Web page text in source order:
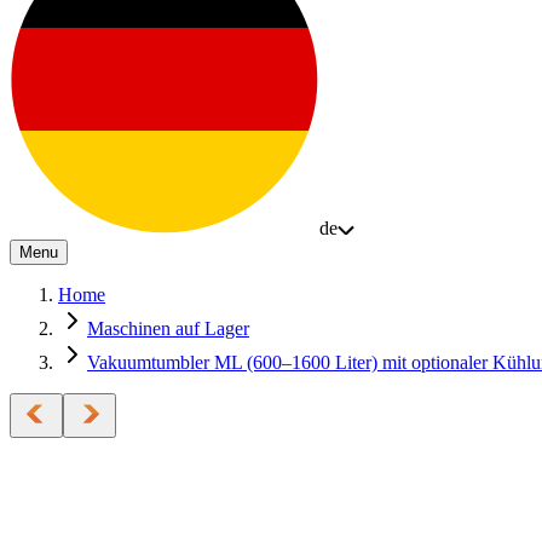
de
Menu
Home
Maschinen auf Lager
Vakuumtumbler ML (600–1600 Liter) mit optionaler